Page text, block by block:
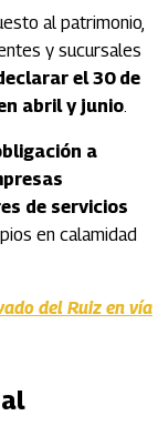
al patrimonio,
y sucursales
el 30 de
abril y junio.
a
de servicios
en calamidad
del Ruiz en vía